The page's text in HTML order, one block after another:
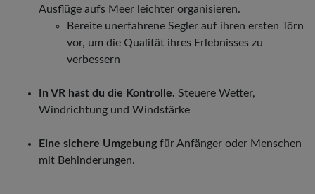
Ausflüge aufs Meer leichter organisieren.
Bereite unerfahrene Segler auf ihren ersten Törn
vor, um die Qualität ihres Erlebnisses zu
verbessern
In VR hast du die Kontrolle. Steuere Wetter,
Windrichtung und Windstärke
Eine sichere Umgebung für Anfänger oder Menschen
mit Behinderungen.